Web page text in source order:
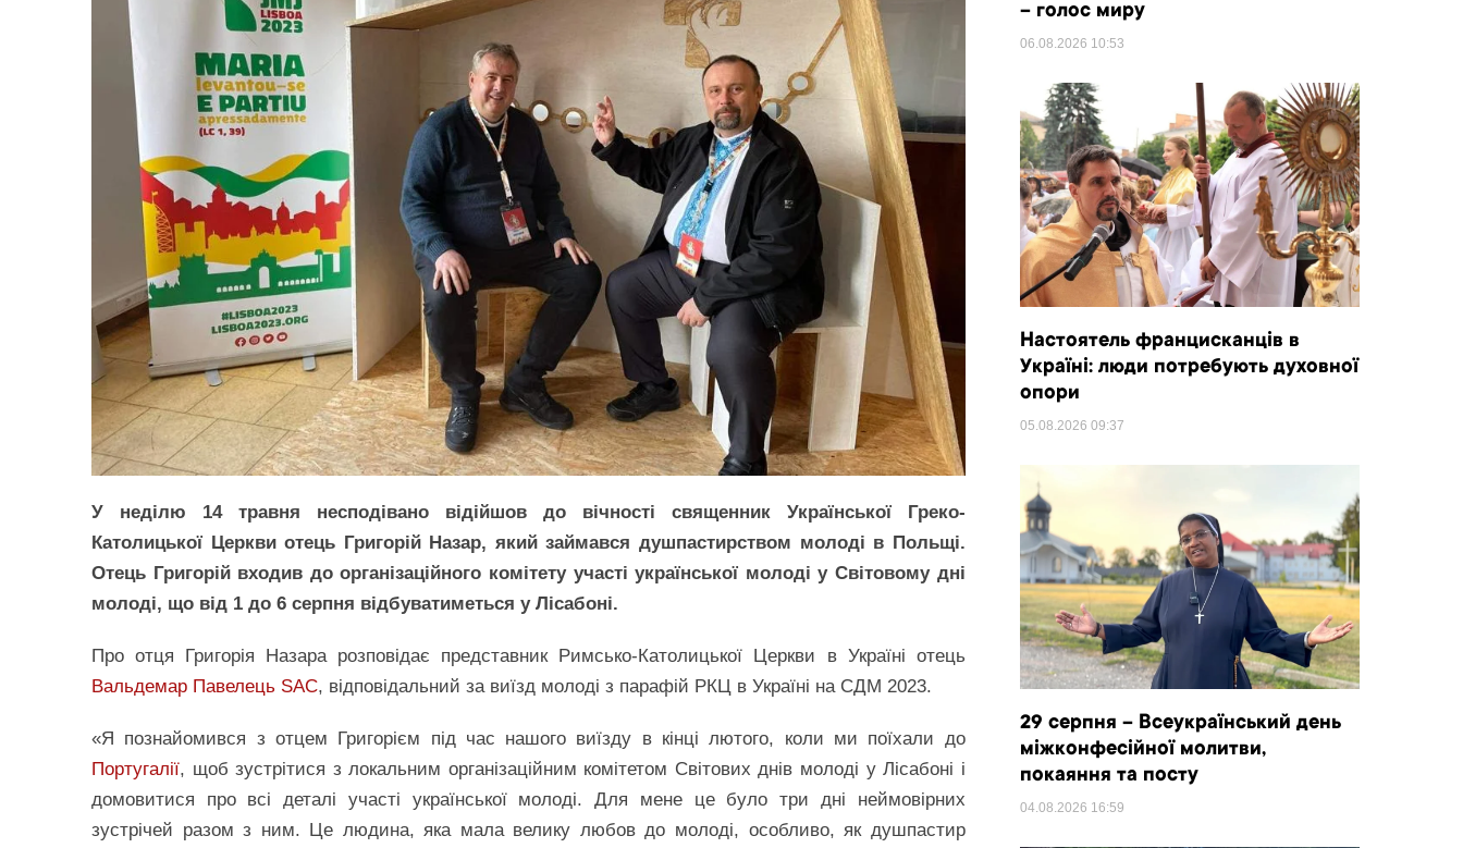
У неділю 14 травня несподівано відійшов до вічності священник Української Греко-
Католицької Церкви отець Григорій Назар, який займався душпастирством молоді в Польщі.
Отець Григорій входив до організаційного комітету участі української молоді у Світовому дні
молоді, що від 1 до 6 серпня відбуватиметься у Лісабоні.
Про отця Григорія Назара розповідає представник Римсько-Католицької Церкви в Україні отець
Вальдемар Павелець SAC, відповідальний за виїзд молоді з парафій РКЦ в Україні на СДМ 2023.
«Я познайомився з отцем Григорієм під час нашого виїзду в кінці лютого, коли ми поїхали до
Португалії, щоб зустрітися з локальним організаційним комітетом Світових днів молоді у Лісабоні і
домовитися про всі деталі участі української молоді. Для мене це було три дні неймовірних
зустрічей разом з ним. Це людина, яка мала велику любов до молоді, особливо, як душпастир
– голос миру
06.08.2026 10:53
Настоятель францисканців в
Україні: люди потребують духовної
опори
05.08.2026 09:37
29 серпня – Всеукраїнський день
міжконфесійної молитви,
покаяння та посту
04.08.2026 16:59